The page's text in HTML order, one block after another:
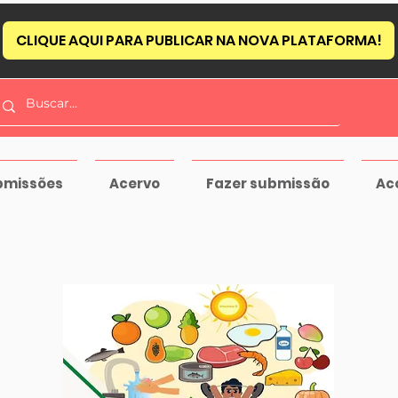
CLIQUE AQUI PARA PUBLICAR NA NOVA PLATAFORMA!
Acervo Fazer submissão